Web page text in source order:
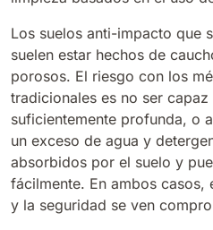
Los suelos anti-impacto que
suelen estar hechos de
porosos. El riesgo con los
tradicionales es no ser
suficientemente profunda, o
un exceso de agua y
absorbidos por el suelo y
fácilmente. En ambos casos,
y la seguridad se ven